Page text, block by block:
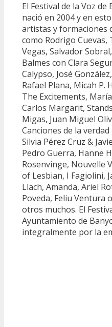
El Festival de la Voz
nació en 2004 y en
artistas y formaciones
como Rodrigo Cuevas,
Vegas, Salvador
Balmes con Clara
Calypso, José
Rafael Plana, Micah P.
The Excitements,
Carlos Margarit,
Migas, Juan Miguel
Canciones de la
Silvia Pérez Cruz &
Pedro Guerra, Hanne
Rosenvinge, Nouvelle
of Lesbian, I Fagiolini,
Llach, Amanda, Ariel
Poveda, Feliu Ventura
otros muchos. El
Ayuntamiento de
integralmente por la